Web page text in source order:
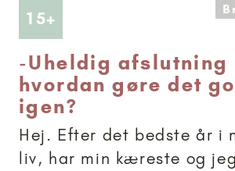
15+ Artikler anbefalet til
-Uheldig afslutning
hvordan gøre det
igen?
Hej. Efter det bedste år i
liv, har min kæreste og